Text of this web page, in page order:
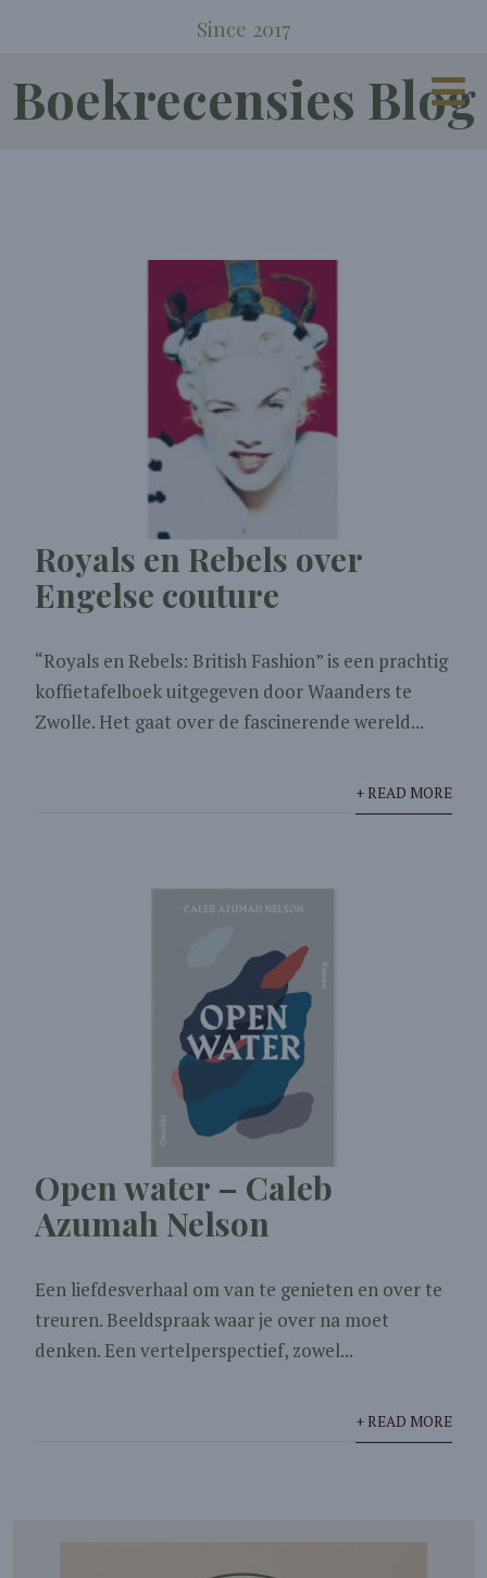
Since 2017
Boekrecensies Blog
Royals en Rebels over
Engelse couture
“Royals en Rebels: British Fashion” is een prachtig
koffietafelboek uitgegeven door Waanders te
Zwolle. Het gaat over de fascinerende wereld...
+ READ MORE
Open water – Caleb
Azumah Nelson
Een liefdesverhaal om van te genieten en over te
treuren. Beeldspraak waar je over na moet
denken. Een vertelperspectief, zowel...
+ READ MORE